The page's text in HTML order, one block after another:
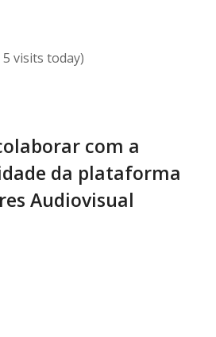
visits today)
com a
da plataforma
Audiovisual